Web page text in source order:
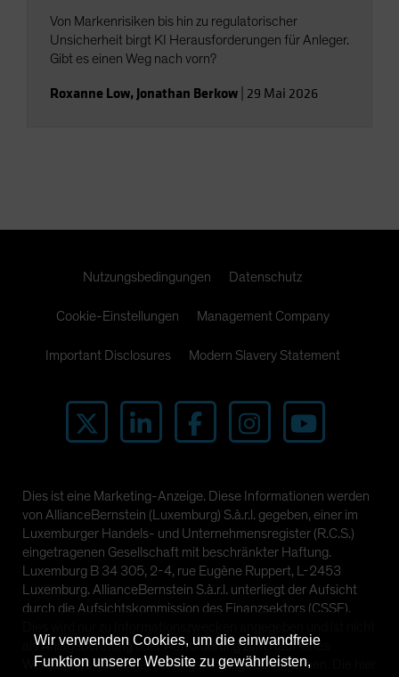
Von Markenrisiken bis hin zu regulatorischer
Unsicherheit birgt KI Herausforderungen für Anleger.
Gibt es einen Weg nach vorn?
Roxanne Low,Jonathan Berkow 29 Mai 2026
Nutzungsbedingungen Datenschutz
Cookie-Einstellungen Management Company
Important Disclosures Modern Slavery Statement
Dies ist eine Marketing-Anzeige. Diese Informationen werden
von AllianceBernstein (Luxemburg) S.à.r.l. gegeben, einer im
Luxemburger Handels- und Unternehmensregister (R.C.S.)
eingetragenen Gesellschaft mit beschränkter Haftung.
Luxemburg B 34 305, 2-4, rue Eugène Ruppert, L-2453
Luxemburg. AllianceBernstein S.à.r.l. unterliegt der Aufsicht
durch die Aufsichtskommission des Finanzsektors (CSSF).
als Anlageberatung oder Aufforderung zum Kauf eines
Wertpapiers oder einer sonstigen Anlage zu verstehen. Die hier
Wir verwenden Cookies, um die einwandfreie
Funktion unserer Website zu gewährleisten,